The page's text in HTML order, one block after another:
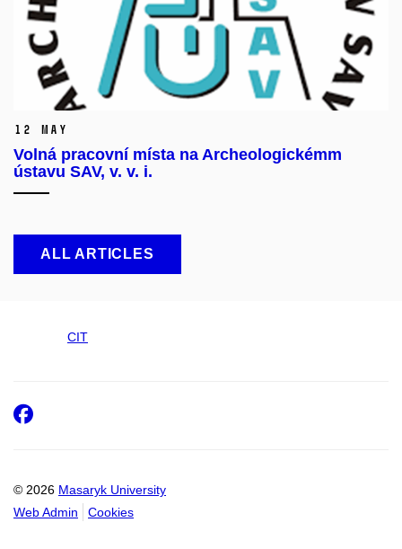
12 May
Volná pracovní místa na Archeologickémm
ústavu SAV, v. v. i.
ALL ARTICLES
CIT
© 2026 Masaryk University
Web Admin
Cookies
Facebook